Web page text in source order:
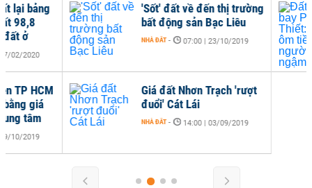
'Sốt' đất về đến thị trường
bất động sản Bạc Liêu
NHÀ ĐẤT - 07:00 | 23/10/2019
Đất
Cò
NHÀ
Giá đất Nhơn Trạch 'rượt
đuổi' Cát Lái
NHÀ ĐẤT 14:00 | 03/09/2019